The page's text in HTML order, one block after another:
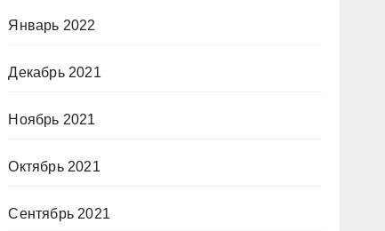
Январь 2022
Декабрь 2021
Ноябрь 2021
Октябрь 2021
Сентябрь 2021